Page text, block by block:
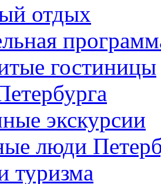
отдых
гостиницы
экскурсии
люди
туризма